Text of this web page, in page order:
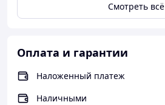
Смотреть всё
Оплата и гарантии
Наложенный платеж
Наличными